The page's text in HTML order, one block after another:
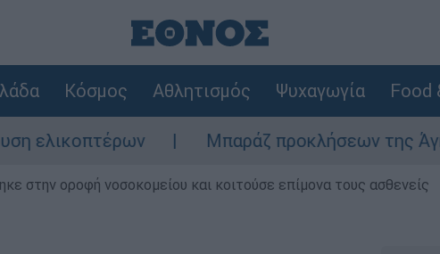
Κόσμος Αθλητισμός Ψυχαγωγία Food
Μπαράζ προκλήσεων της
στην οροφή νοσοκομείου και κοιτούσε επίμονα τους ασθενείς